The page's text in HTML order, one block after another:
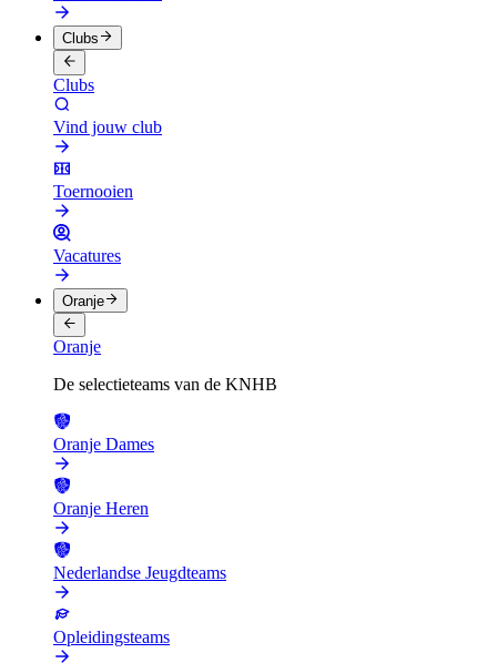
Clubs
Clubs
Vind jouw club
Toernooien
Vacatures
Oranje
Oranje
De selectieteams van de KNHB
Oranje Dames
Oranje Heren
Nederlandse Jeugdteams
Opleidingsteams